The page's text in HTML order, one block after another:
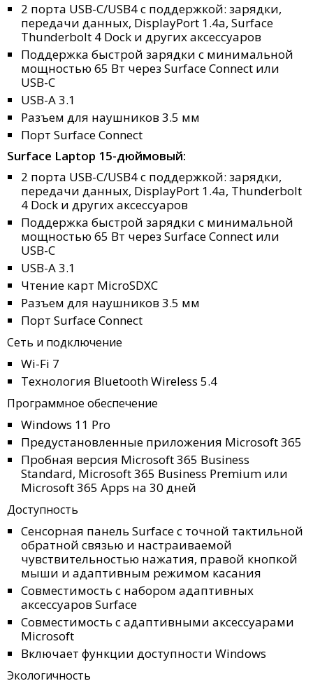
2 порта USB-C/USB4 с поддержкой: зарядки,
передачи данных, DisplayPort 1.4a, Surface
Thunderbolt 4 Dock и других аксессуаров
Поддержка быстрой зарядки с минимальной
мощностью 65 Вт через Surface Connect или
USB-C
USB-A 3.1
Разъем для наушников 3.5 мм
Порт Surface Connect
Surface Laptop 15-дюймовый:
2 порта USB-C/USB4 с поддержкой: зарядки,
передачи данных, DisplayPort 1.4a, Thunderbolt
4 Dock и других аксессуаров
Поддержка быстрой зарядки с минимальной
мощностью 65 Вт через Surface Connect или
USB-C
USB-A 3.1
Чтение карт MicroSDXC
Разъем для наушников 3.5 мм
Порт Surface Connect
Сеть и подключение
Wi-Fi 7
Технология Bluetooth Wireless 5.4
Программное обеспечение
Windows 11 Pro
Предустановленные приложения Microsoft 365
Пробная версия Microsoft 365 Business
Standard, Microsoft 365 Business Premium или
Microsoft 365 Apps на 30 дней
Доступность
Сенсорная панель Surface с точной тактильной
обратной связью и настраиваемой
чувствительностью нажатия, правой кнопкой
мыши и адаптивным режимом касания
Совместимость с набором адаптивных
аксессуаров Surface
Совместимость с адаптивными аксессуарами
Microsoft
Включает функции доступности Windows
Экологичность